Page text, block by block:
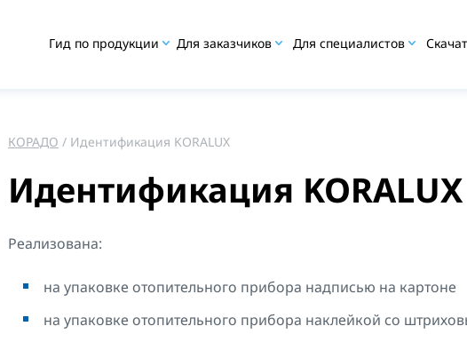
Гид по продукции Для заказчиков Для специалистов
КОРАДО Идентификация KORALUX
Идентификация KORALUX
Реализована:
на упаковке отопительного прибора надписью на картоне
на упаковке отопительного прибора наклейкой со